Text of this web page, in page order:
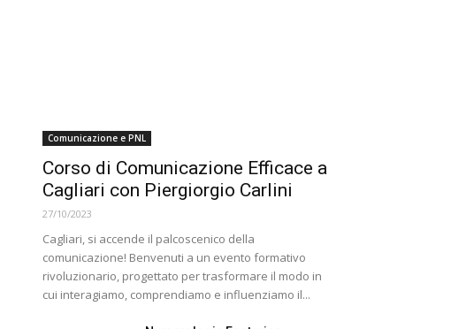
Comunicazione e PNL
Corso di Comunicazione Efficace a
Cagliari con Piergiorgio Carlini
27/10/2023
Cagliari, si accende il palcoscenico della
comunicazione! Benvenuti a un evento formativo
rivoluzionario, progettato per trasformare il modo in
cui interagiamo, comprendiamo e influenziamo il...